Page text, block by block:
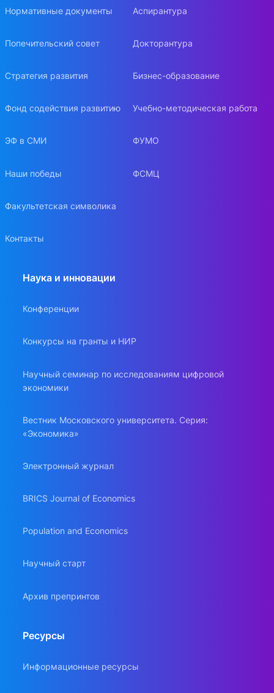
Нормативные документы
Попечительский совет
Стратегия развития
Фонд содействия развитию
ЭФ в СМИ
Наши победы
Факультетская символика
Контакты
Аспирантура
Докторантура
Бизнес-образование
Учебно-методическая работа
ФУМО
ФСМЦ
Наука и инновации
Конференции
Конкурсы на гранты и НИР
Научный семинар по исследованиям цифровой
экономики
Вестник Московского университета. Серия:
«Экономика»
Электронный журнал
BRICS Journal of Economics
Population and Economics
Научный старт
Архив препринтов
Ресурсы
Информационные ресурсы